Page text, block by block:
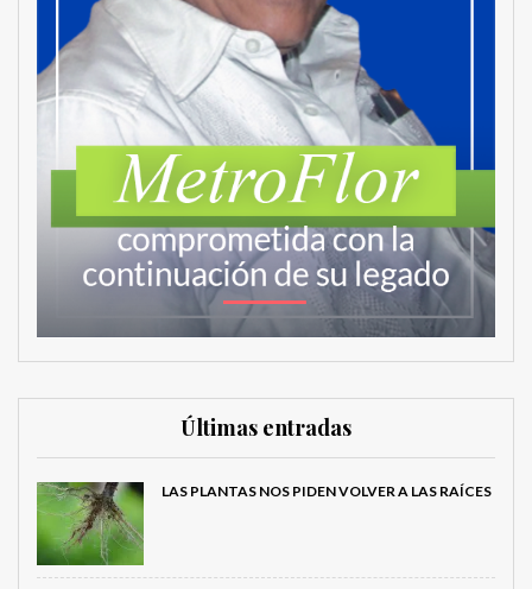
Últimas entradas
LAS PLANTAS NOS PIDEN VOLVER A LAS RAÍCES